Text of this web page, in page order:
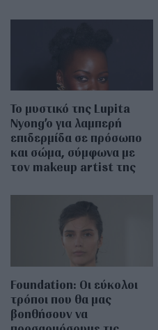
Το μυστικό της Lupita
Nyong’o για λαμπερή
επιδερμίδα σε πρόσωπο
και σώμα, σύμφωνα με
τον makeup artist της
Foundation: Οι εύκολοι
τρόποι που θα μας
βοηθήσουν να